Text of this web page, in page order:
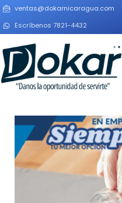
ventas@dokarnicaragua.com
Escríbenos 7821-4432